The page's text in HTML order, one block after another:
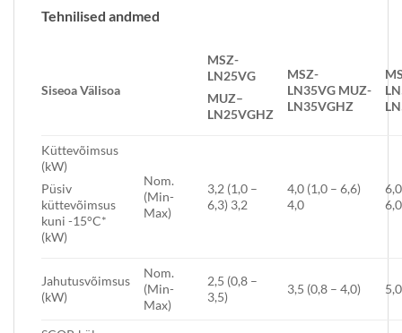
Tehnilised andmed
SiseoaVälisoa
MSZ-
LN25VG
MUZ–
LN25VGHZ
MSZ-
LN35VG MUZ-
LN35VGHZ
Küttevõimsus
(kW)
Püsiv
küttevõimsus
kuni -15°C*
(kW)
Nom.
(Min-
Max)
3,2 (1,0 –
6,3) 3,2
4,0 (1,0 – 6,6)
4,0
6,0
Jahutusvõimsus
(kW)
Nom.
(Min-
Max)
2,5 (0,8 –
3,5)
3,5 (0,8 – 4,0)